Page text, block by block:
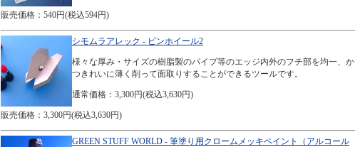
販売価格：540円(税込594円)
シモムラアレック - ピンホイール2
様々な厚み・サイズの樹脂製のパイプ等のエッジ内外のフチ部を均一、か
つきれいに薄く削って面取りすることができるツールです。
通常価格：3,300円(税込3,630円)
販売価格：3,300円(税込3,630円)
GREEN STUFF WORLD - 筆塗り用クロームメッキペイント（アルコール